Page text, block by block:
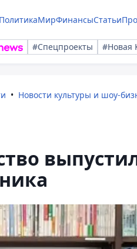
ПолитикаМирФинансыСтатьи
#Спецпроекты #Новая
Новости культуры и шоу-